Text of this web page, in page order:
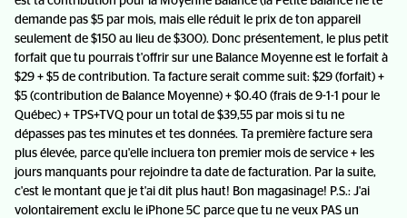
demande pas $5 par mois, mais elle réduit le prix de ton appareil
seulement de $150 au lieu de $300). Donc présentement, le plus petit
forfait que tu pourrais t'offrir sur une Balance Moyenne est le forfait à
$29 + $5 de contribution. Ta facture serait comme suit: $29 (forfait) +
$5 (contribution de Balance Moyenne) + $0.40 (frais de 9-1-1 pour le
Québec) + TPS+TVQ pour un total de $39,55 par mois si tu ne
dépasses pas tes minutes et tes données. Ta première facture sera
plus élevée, parce qu'elle incluera ton premier mois de service + les
jours manquants pour rejoindre ta date de facturation. Par la suite,
c'est le montant que je t'ai dit plus haut! Bon magasinage! P.S.: J'ai
volontairement exclu le iPhone 5C parce que tu ne veux PAS un